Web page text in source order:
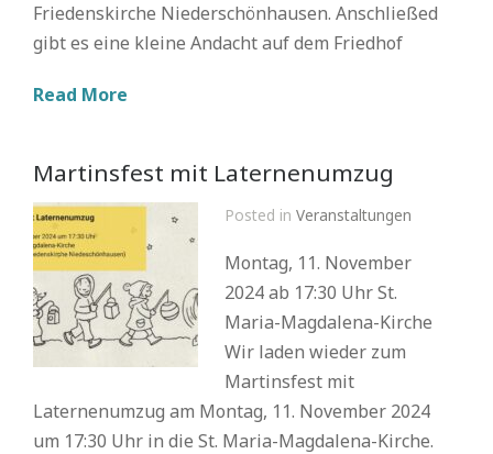
Friedenskirche Niederschönhausen. Anschließed
gibt es eine kleine Andacht auf dem Friedhof
Read More
Martinsfest mit Laternenumzug
Posted inVeranstaltungen
Montag, 11. November
2024 ab 17:30 Uhr St.
Maria-Magdalena-Kirche
Wir laden wieder zum
Martinsfest mit
Laternenumzug am Montag, 11. November 2024
um 17:30 Uhr in die St. Maria-Magdalena-Kirche.